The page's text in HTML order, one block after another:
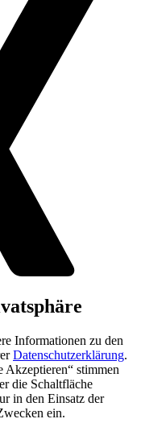
Informationen zu den
Datenschutzerklärung.
stimmen
die Schaltfläche
in den Einsatz der
ein.